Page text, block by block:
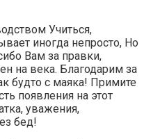
Учиться,
иногда непросто, Но
Вам за правки,
на века. Благодарим за
будто с маяка! Примите
появления на этот
уважения,
бед!